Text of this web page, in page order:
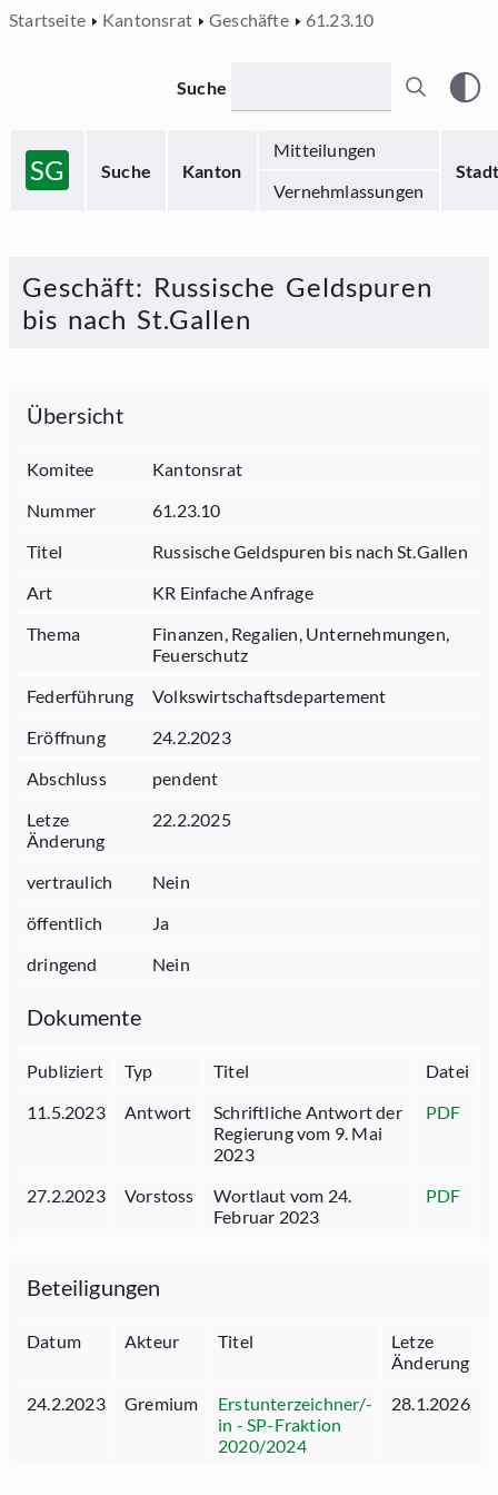
Startseite Kantonsrat Geschäfte 61.23.10
SG Suche Kanton
Mitteilungen
Stadt
Vernehmlassungen
Suche
Geschäft: Russische Geldspuren
bis nach St.Gallen
Übersicht
Komitee
Kantonsrat
Nummer
61.23.10
Titel
Russische Geldspuren bis nach St.Gallen
Art
KR Einfache Anfrage
Thema
Finanzen, Regalien, Unternehmungen,
Feuerschutz
Federführung
Volkswirtschaftsdepartement
Eröffnung
24.2.2023
Abschluss
pendent
Letze
Änderung
22.2.2025
vertraulich
Nein
öffentlich
Ja
dringend
Nein
Dokumente
Publiziert Typ Titel
Datei
11.5.2023
Antwort
Schriftliche Antwort der
Regierung vom 9. Mai
2023
PDF
27.2.2023 Vorstoss
Wortlaut vom 24.
Februar 2023
PDF
Beteiligungen
Datum Akteur Titel
Letze
Änderung
24.2.2023
Gremium
Erstunterzeichner/-
in - SP-Fraktion
2020/2024
28.1.2026